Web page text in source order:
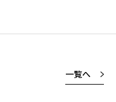
一覧へ